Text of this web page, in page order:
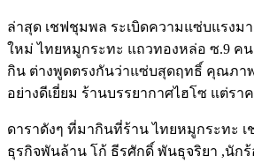
ล่าสุด เชฟชุมพล ระเบิดความแซ่บแรงม
ใหม่ ไทยหมูกระทะ แถวทองหล่อ ซ.9 คน
กิน ต่างพูดตรงกันว่าแซ่บสุดฤทธิ์ คุณภา
อย่างดีเยี่ยม ร้านบรรยากาศไฮโซ แต่รา
ดาราดังๆ ที่มากินที่ร้าน ไทยหมูกระทะ
ธุรกิจพันล้าน โก้ ธีรศักดิ์ พันธุจริยา ,นัก